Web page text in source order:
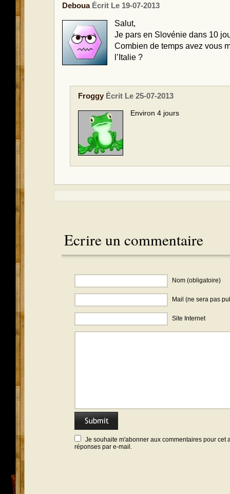
DebouaÉcrit Le 19-07-2013
Salut,
Je pars en Slovénie dans 10
Combien de temps avez vous
l’Italie ?
Froggy Écrit Le 25-07-2013
Environ 4 jours
Ecrire un commentaire
Nom (obligatoire)
Mail (ne sera pas
Site Internet
Je souhaite m'abonner aux commentaires pour cet
réponses par e-mail.